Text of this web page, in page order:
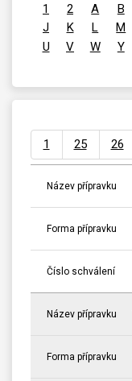
1 2 A B
J
K L M
U
V W Y
1 25 26
Název přípravku
Forma přípravku
Číslo schválení
Název přípravku
Forma přípravku